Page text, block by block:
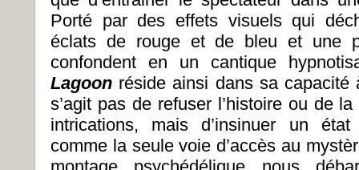
Porté par des effets visuels qui
éclats de rouge et de bleu et une
confondent en un cantique
Lagoon réside ainsi dans sa capacité
s’agit pas de refuser l’histoire ou de
intrications, mais d’insinuer un état
comme la seule voie d’accès au